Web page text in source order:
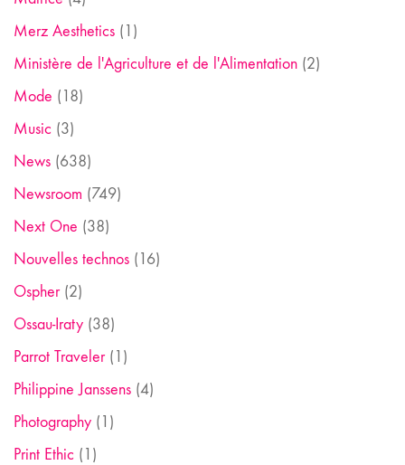
Merz Aesthetics (1)
Ministère de l'Agriculture et de l'Alimentation (2)
Mode (18)
Music (3)
News (638)
Newsroom (749)
Next One (38)
Nouvelles technos (16)
Ospher(2)
Ossau-Iraty (38)
Parrot Traveler(1)
Philippine Janssens (4)
Photography (1)
Print Ethic (1)